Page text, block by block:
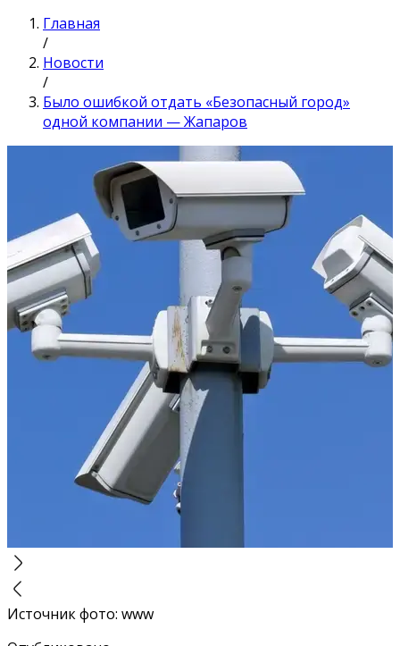
Главная
/
Новости
/
Было ошибкой отдать «Безопасный город»
одной компании — Жапаров
Источник фото: www